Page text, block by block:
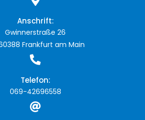
Anschrift:
Gwinnerstraße 26
Frankfurt am Main
Telefon:
069-42696558